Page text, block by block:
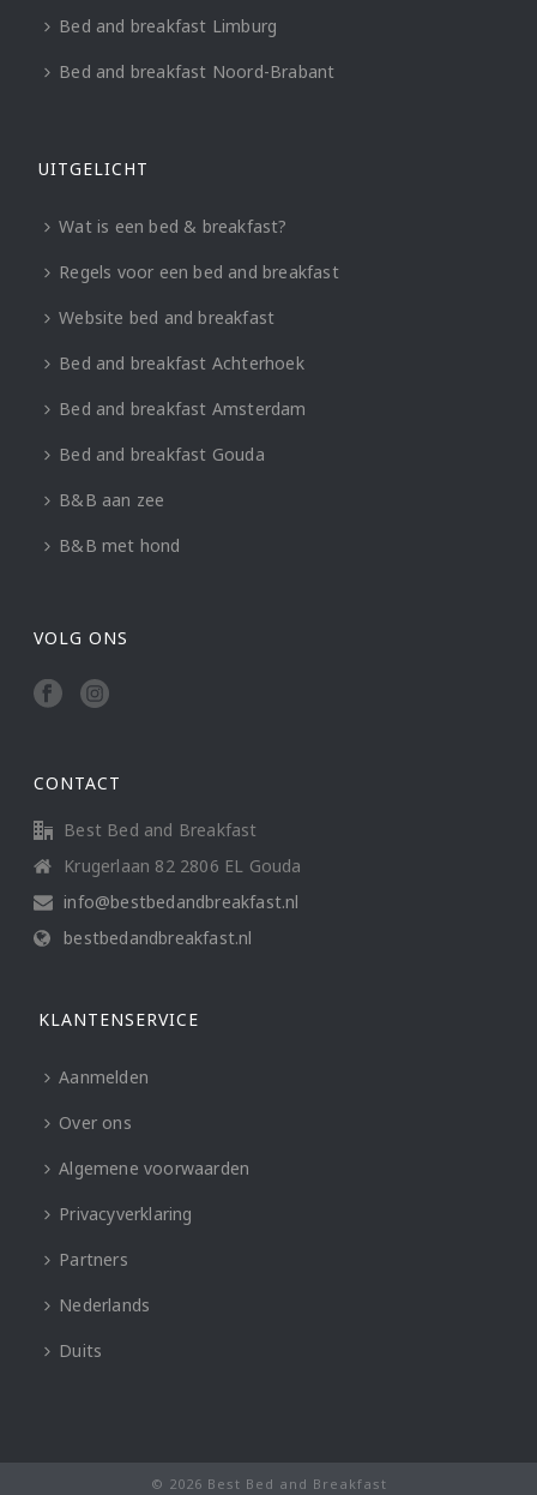
Bed and breakfast Limburg
Bed and breakfast Noord-Brabant
UITGELICHT
Wat is een bed & breakfast?
Regels voor een bed and breakfast
Website bed and breakfast
Bed and breakfast Achterhoek
Bed and breakfast Amsterdam
Bed and breakfast Gouda
B&B aan zee
B&B met hond
VOLG ONS
CONTACT
Best Bed and Breakfast
Krugerlaan 82 2806 EL Gouda
info@bestbedandbreakfast.nl
bestbedandbreakfast.nl
KLANTENSERVICE
Aanmelden
Over ons
Algemene voorwaarden
Privacyverklaring
Partners
Nederlands
Duits
© 2026 Best Bed and Breakfast